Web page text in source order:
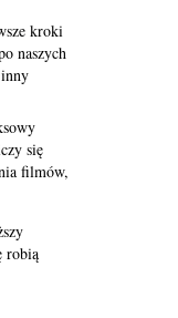
kroki
naszych
się
filmów,
robią